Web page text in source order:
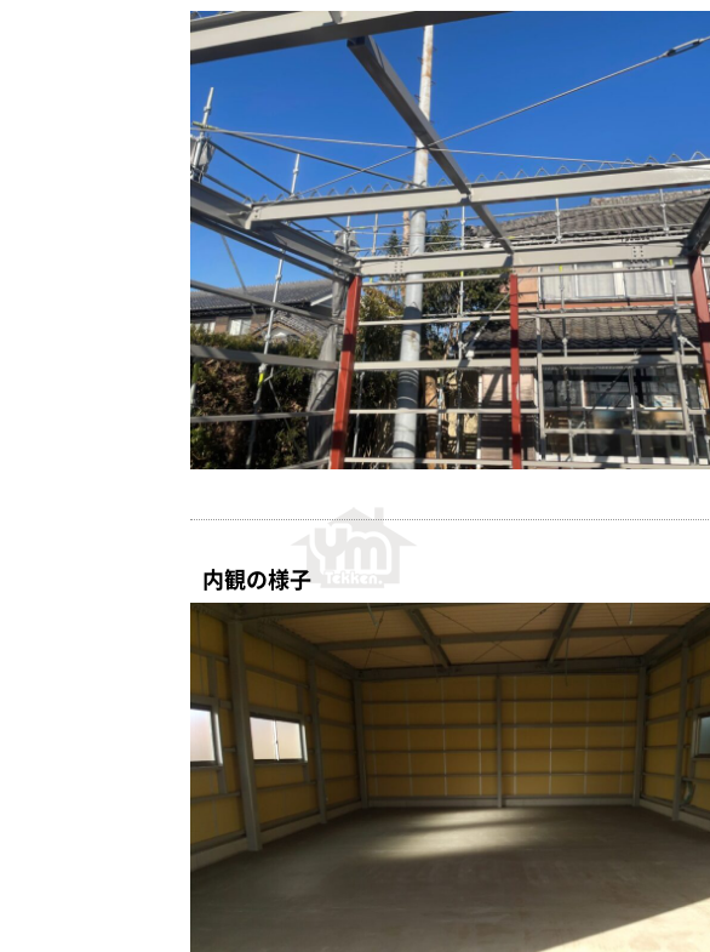
内観の様子